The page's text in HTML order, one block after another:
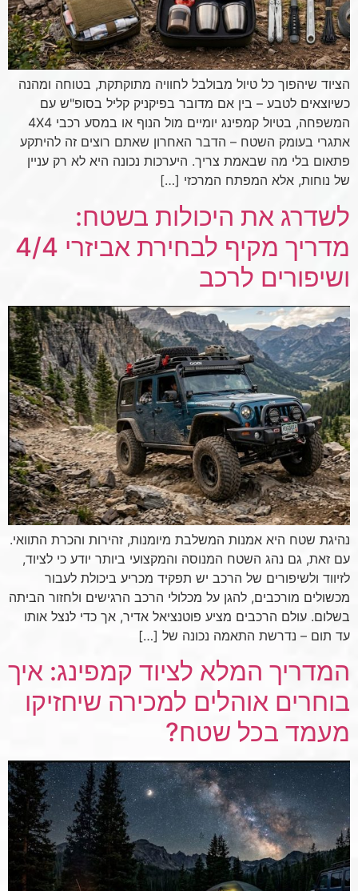
הציוד שיהפוך כל טיול מבולבל לחוויה מתוקתקת, בטוחה ומהנה
כשיוצאים לטבע – בין אם מדובר בפיקניק קליל בסופ"ש עם
המשפחה, בטיול קמפינג יומיים מול הנוף או במסע רכבי 4X4
אתגרי בעומק השטח – הדבר האחרון שאתם רוצים זה להיתקע
פתאום בלי מה שבאמת צריך. היערכות נכונה היא לא רק עניין
של נוחות, אלא המפתח המרכזי […]
לשדרג את היכולות בשטח:
מדריך מקיף לבחירת אביזרי 4/4
ושיפורים לרכב
נהיגת שטח היא אמנות המשלבת מיומנות, זהירות והכרת התוואי.
עם זאת, גם נהג השטח המנוסה והמקצועי ביותר יודע כי לציוד,
לזיווד ולשיפורים של הרכב יש תפקיד מכריע ביכולת לעבור
מכשולים מורכבים, להגן על מכלולי הרכב הרגישים ולחזור הביתה
בשלום. עולם הרכבים מציע פוטנציאל אדיר, אך כדי לנצל אותו
עד תום – נדרשת התאמה נכונה של […]
המדריך המלא לציוד קמפינג: איך
בוחרים אוהלים למכירה שיחזיקו
מעמד בכל שטח?